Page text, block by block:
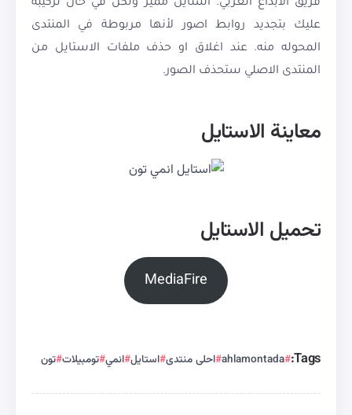
فريق الابداع العربي. استايل مميز ولكن في حال تركيبه
عليك بتجديد روابط اصور لأنها مربوطة في المنتدى
المحوله منه. عند اغلاق او حذف ملفات الاستايل من
المنتدى الاصلي ستحذف الصور.
معاينة الاستايل
تحميل الاستايل
MediaFire
Tags:
ahlamontada احلى منتدى استايل انمي تومبيلات تون